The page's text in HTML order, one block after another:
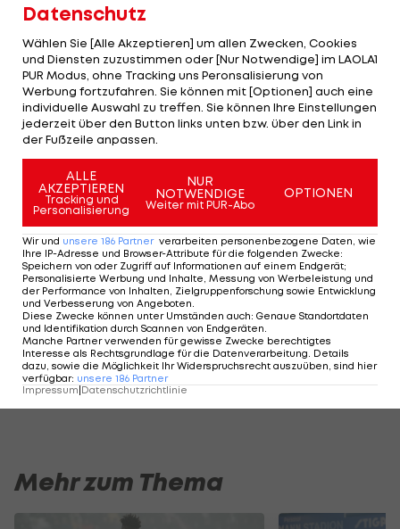
Zuletzt zeigten die Hartberger gegen den
formstarken
LASK
eine richtig gute Performance
und holten ein Unentschieden. Die Austria
hingegen musste ausgerechnet an ihrem 115.
Geburtstag eine bittere 2:5‑Niederlage gegen
Meister Sturm Graz einstecken.
Die Steirer, das Überraschungsteam in der
Meistergruppe, haben die jüngsten drei Duelle mit
den Violetten gewonnen und sind in der
Bundesliga seit Ende November und damit sieben
Spielen ungeschlagen.
Am Stammtisch bei Andy Ogris:
Christopher Knett
Stammtisch
LASK-Traumstart:
Titelfavorit?
Mehr zum Thema
Datenschutz
Wählen Sie [Alle Akzeptieren] um allen Zwecken, Cookies
und Diensten zuzustimmen oder [Nur Notwendige] im LAOLA1
PUR Modus, ohne Tracking uns Peronsalisierung von
Werbung fortzufahren. Sie können mit [Optionen] auch eine
individuelle Auswahl zu treffen. Sie können Ihre Einstellungen
jederzeit über den Button links unten bzw. über den Link in
der Fußzeile anpassen.
ALLE
AKZEPTIEREN
Tracking und
Personalisierung
NUR
NOTWENDIGE
Weiter mit PUR-Abo
OPTIONEN
Wir und unsere 186 Partner verarbeiten personenbezogene Daten, wie
Ihre IP-Adresse und Browser-Attribute für die folgenden Zwecke:
Speichern von oder Zugriff auf Informationen auf einem Endgerät;
Personalisierte Werbung und Inhalte, Messung von Werbeleistung und
der Performance von Inhalten, Zielgruppenforschung sowie Entwicklung
und Verbesserung von Angeboten
Diese Zwecke können unter Umständen auch: Genaue Standortdaten
und Identifikation durch Scannen von Endgeräten
Manche Partner verwenden für gewisse Zwecke berechtigtes
Interesse als Rechtsgrundlage für die Datenverarbeitung. Details
dazu, sowie die Möglichkeit Ihr Widerspruchsrecht auszuüben, sind hier
verfügbar: unsere 186 Partner
Impressum|Datenschutzrichtlinie